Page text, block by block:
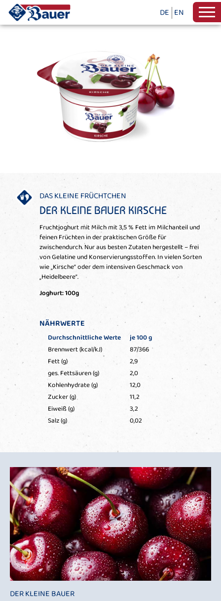
DE EN
DAS KLEINE FRÜCHTCHEN
DER KLEINE BAUER KIRSCHE
Fruchtjoghurt mit Milch mit 3,5 % Fett im Milchanteil und
feinen Früchten in der praktischen Größe für
zwischendurch. Nur aus besten Zutaten hergestellt – frei
von Gelatine und Konservierungsstoffen. In vielen Sorten
wie „Kirsche“ oder dem intensiven Geschmack von
„Heidelbeere“.
Joghurt: 100g
NÄHRWERTE
Durchschnittliche Werte
je 100 g
Brennwert (kcal/kJ)
87/366
Fett (g)
2,9
ges. Fettsäuren (g)
2,0
Kohlenhydrate (g)
12,0
Zucker (g)
11,2
Eiweiß (g)
3,2
Salz (g)
0,02
DER KLEINE BAUER